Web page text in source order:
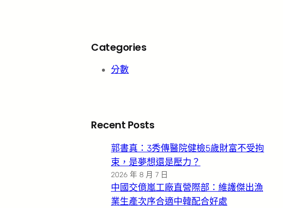
Categories
分數
Recent Posts
郭書真：3秀傳醫院健檢5歲財富不受拘
束，是夢想還是壓力？
2026 年 8 月 7 日
中國交億嵐工廠直營際部：維護傑出漁
業生產次序合適中韓配合好處